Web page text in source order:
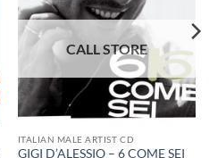
ITALIAN MALE ARTIST CD
GIGI D’ALESSIO – 6 COME SEI